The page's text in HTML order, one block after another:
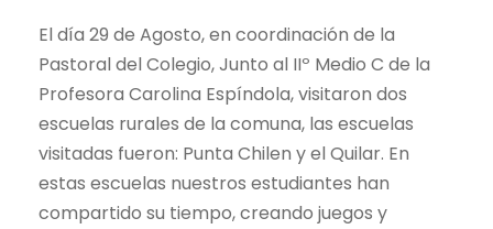
El día 29 de Agosto, en coordinación de la
Pastoral del Colegio, Junto al IIº Medio C de la
Profesora Carolina Espíndola, visitaron dos
escuelas rurales de la comuna, las escuelas
visitadas fueron: Punta Chilen y el Quilar. En
estas escuelas nuestros estudiantes han
compartido su tiempo, creando juegos y